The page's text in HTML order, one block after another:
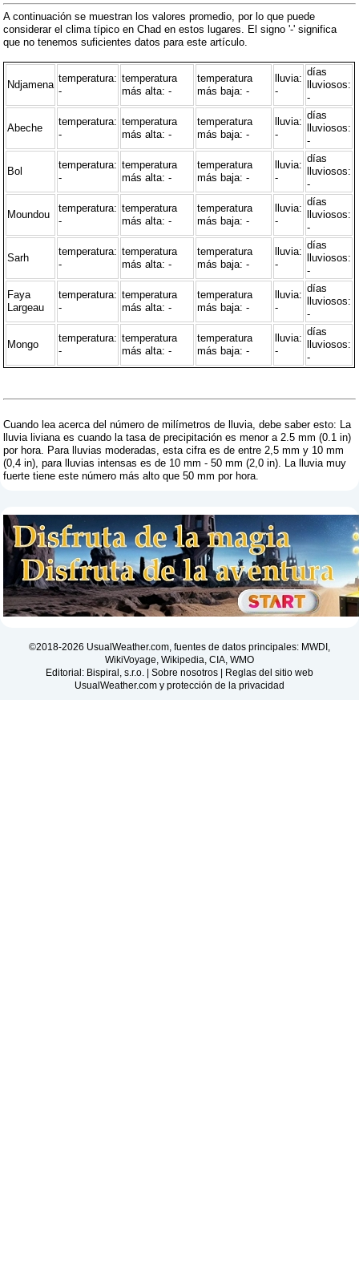
A continuación se muestran los valores promedio, por lo que puede
considerar el clima típico en Chad en estos lugares. El signo '-' significa
que no tenemos suficientes datos para este artículo.
Ndjamena
temperatura:
-
temperatura
más alta: -
temperatura
más baja: -
lluvia:
-
días
lluviosos:
-
Abeche
temperatura:
-
temperatura
más alta: -
temperatura
más baja: -
lluvia:
-
días
lluviosos:
-
Bol
temperatura:
-
temperatura
más alta: -
temperatura
más baja: -
lluvia:
-
días
lluviosos:
-
Moundou
temperatura:
-
temperatura
más alta: -
temperatura
más baja: -
lluvia:
-
días
lluviosos:
-
Sarh
temperatura:
-
temperatura
más alta: -
temperatura
más baja: -
lluvia:
-
días
lluviosos:
-
Faya
Largeau
temperatura:
-
temperatura
más alta: -
temperatura
más baja: -
lluvia:
-
días
lluviosos:
-
Mongo
temperatura:
-
temperatura
más alta: -
temperatura
más baja: -
lluvia:
-
días
lluviosos:
-
Cuando lea acerca del número de milímetros de lluvia, debe saber esto: La
lluvia liviana es cuando la tasa de precipitación es menor a 2.5 mm (0.1 in)
por hora. Para lluvias moderadas, esta cifra es de entre 2,5 mm y 10 mm
(0,4 in), para lluvias intensas es de 10 mm - 50 mm (2,0 in). La lluvia muy
fuerte tiene este número más alto que 50 mm por hora.
©2018-2026 UsualWeather.com, fuentes de datos principales: MWDI,
WikiVoyage, Wikipedia, CIA, WMO
Editorial: Bispiral, s.r.o. | Sobre nosotros | Reglas del sitio web
UsualWeather.com y protección de la privacidad